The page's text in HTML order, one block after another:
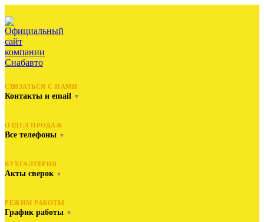
СВЯЗАТЬСЯ С НАМИ
Контакты и email ▼
ОТДЕЛ ПРОДАЖ
Все телефоны ▼
БУХГАЛТЕРИЯ
Акты сверок ▼
РЕЖИМ РАБОТЫ
График работы ▼